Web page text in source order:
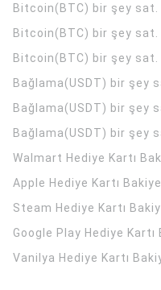
Bitcoin(BTC) bir şey sat.
Bitcoin(BTC) bir şey sat.
Bitcoin(BTC) bir şey sat.
Bağlama(USDT) bir şey
Bağlama(USDT) bir şey
Bağlama(USDT) bir şey
Walmart Hediye Kartı
Apple Hediye Kartı
Steam Hediye Kartı
Google Play Hediye
Vanilya Hediye Kartı